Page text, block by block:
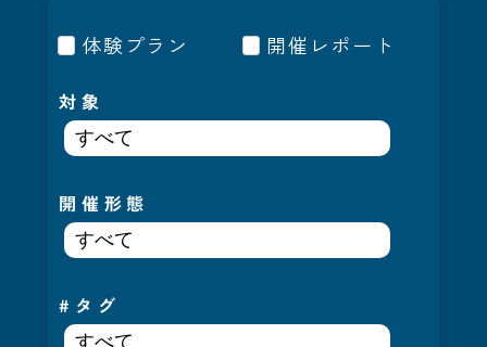
体験プラン 開催レポート
対象
開催形態
#タグ